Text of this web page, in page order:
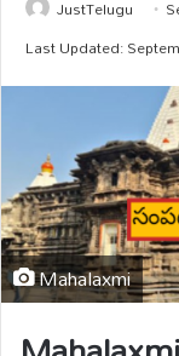
JustTelugu
Last Updated:
Mahalaxmi